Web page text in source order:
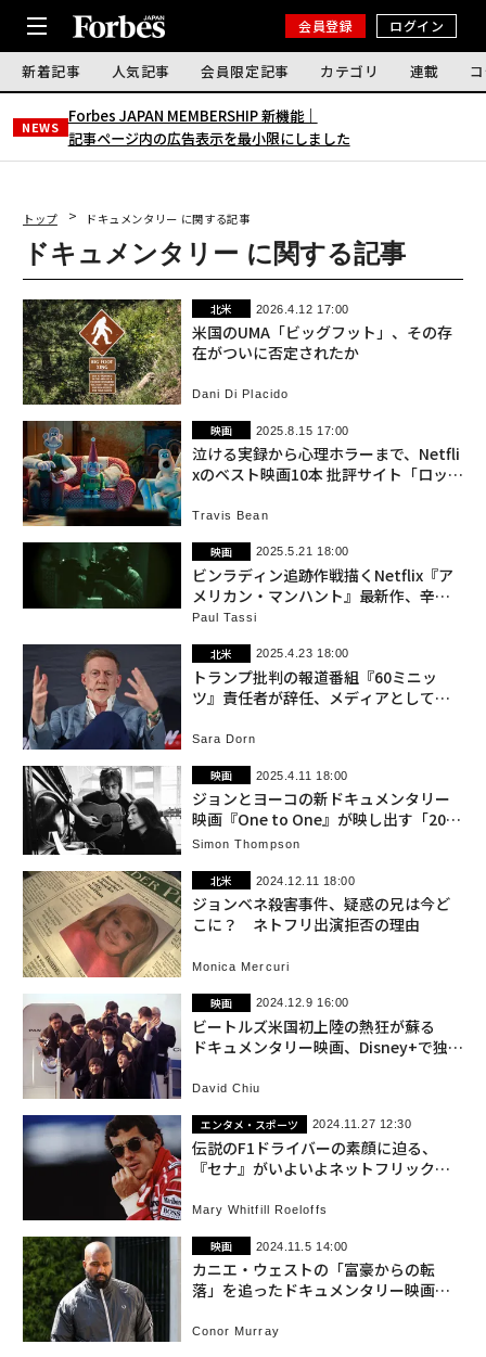
会員登録 ログイン
新着記事 人気記事 会員限定記事 カテゴリ 連載
NEWS
Forbes JAPAN MEMBERSHIP 新機能｜
記事ページ内の広告表示を最小限にしました
トップ ドキュメンタリー に関する記事
ドキュメンタリー に関する記事
北米 2026.4.12 17:00
米国のUMA「ビッグフット」、その存
在がついに否定されたか
Dani Di Placido
映画 2025.8.15 17:00
泣ける実録から心理ホラーまで、Netfli
xのベスト映画10本 批評サイト「ロッテ
Travis Bean
映画 2025.5.21 18:00
ビンラディン追跡作戦描くNetflix『ア
メリカン・マンハント』最新作、辛口
レビューサイトで満点獲得
Paul Tassi
北米 2025.4.23 18:00
トランプ批判の報道番組『60ミニッ
ツ』責任者が辞任、メディアとして独
Sara Dorn
映画 2025.4.11 18:00
ジョンとヨーコの新ドキュメンタリー
映画『One to One』が映し出す「2025
年の米国」
Simon Thompson
北米 2024.12.11 18:00
ジョンベネ殺害事件、疑惑の兄は今ど
こに？ ネトフリ出演拒否の理由
Monica Mercuri
映画 2024.12.9 16:00
ビートルズ米国初上陸の熱狂が蘇る
ドキュメンタリー映画、Disney+で独占
David Chiu
エンタメ・スポーツ 2024.11.27 12:30
伝説のF1ドライバーの素顔に迫る、
『セナ』がいよいよネットフリックス
Mary Whitfill Roeloffs
映画 2024.11.5 14:00
カニエ・ウェストの「富豪からの転
落」を追ったドキュメンタリー映画が
Conor Murray